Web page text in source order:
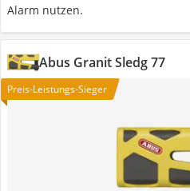
Alarm nutzen.
Abus Granit Sledg 77
Preis-Leistungs-Sieger